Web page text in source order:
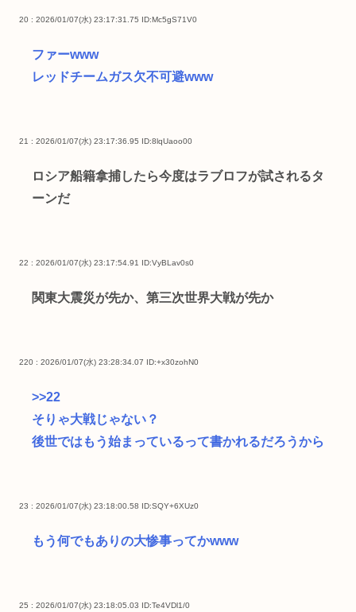
20 : 2026/01/07(水) 23:17:31.75 ID:Mc5gS71V0
ファーwww
レッドチームガス欠不可避www
21 : 2026/01/07(水) 23:17:36.95 ID:8lqUaoo00
ロシア船籍拿捕したら今度はラブロフが試されるタ
ーンだ
22 : 2026/01/07(水) 23:17:54.91 ID:VyBLav0s0
関東大震災が先か、第三次世界大戦が先か
220 : 2026/01/07(水) 23:28:34.07 ID:+x30zohN0
>>22
そりゃ大戦じゃない？
後世ではもう始まっているって書かれるだろうから
23 : 2026/01/07(水) 23:18:00.58 ID:SQY+6XUz0
もう何でもありの大惨事ってかwww
25 : 2026/01/07(水) 23:18:05.03 ID:Te4VDl1/0